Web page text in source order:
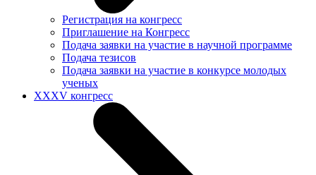
Регистрация на конгресс
Приглашение на Конгресс
Подача заявки на участие в научной программе
Подача тезисов
Подача заявки на участие в конкурсе молодых
ученых
XXXV конгресс